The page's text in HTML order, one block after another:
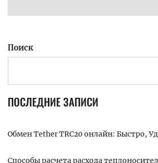
Поиск
ПОСЛЕДНИЕ ЗАПИСИ
Обмен Tether TRC20 онлайн: Быстро,
Способы расчета расхода